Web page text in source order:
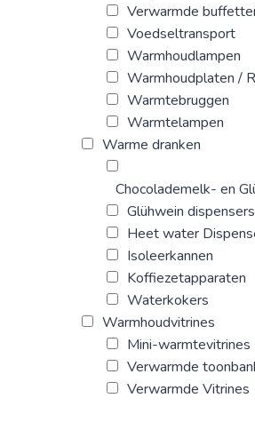
Verwarmde
Voedseltransport
Warmhoudlampen
Warmhoudplaten /
Warmtebruggen
Warmtelampen
Warme dranken
Chocolademelk- en
Glühwein dispensers
Heet water
Isoleerkannen
Koffiezetapparaten
Waterkokers
Warmhoudvitrines
Mini-warmtevitrines
Verwarmde
Verwarmde Vitrines